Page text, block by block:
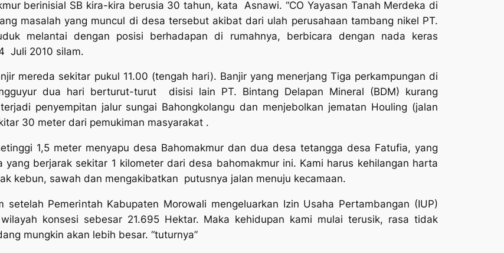
berinisial SB kira-kira berusia 30 tahun, kata Asnawi. “CO Yayasan Tanah Merdeka di
masalah yang muncul di desa tersebut akibat dari ulah perusahaan tambang nikel PT.
melantai dengan posisi berhadapan di rumahnya, berbicara dengan nada keras
Juli 2010 silam.
mereda sekitar pukul 11.00 (tengah hari). Banjir yang menerjang Tiga perkampungan di
dua hari berturut-turut disisi lain PT. Bintang Delapan Mineral (BDM) kurang
penyempitan jalur sungai Bahongkolangu dan menjebolkan jematan Houling (jalan
30 meter dari pemukiman masyarakat .
1,5 meter menyapu desa Bahomakmur dan dua desa tetangga desa Fatufia, yang
berjarak sekitar 1 kilometer dari desa bahomakmur ini. Kami harus kehilangan harta
kebun, sawah dan mengakibatkan putusnya jalan menuju kecamaan.
Pemerintah Kabupaten Morowali mengeluarkan Izin Usaha Pertambangan (IUP)
wilayah konsesi sebesar 21.695 Hektar. Maka kehidupan kami mulai terusik, rasa tidak
mungkin akan lebih besar. “tuturnya”